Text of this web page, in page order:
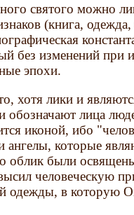
святого можно
(книга,
без изменений при
эпохи.
хотя лики и
обозначают лица
иконой, ибо
ангелы, которые
облик были
человеческую
одежды, в которую